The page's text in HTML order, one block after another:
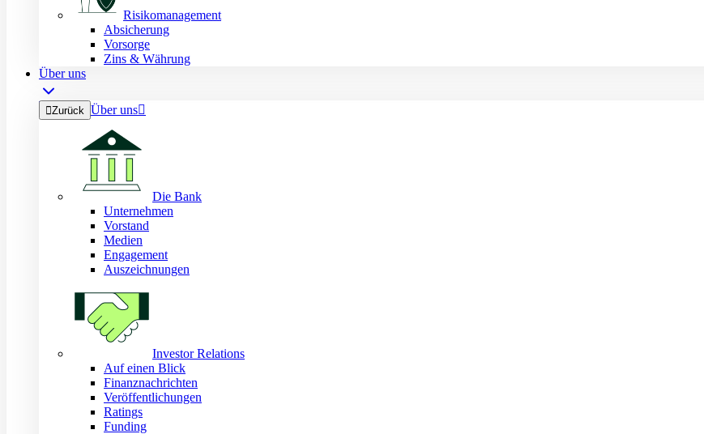
Risikomanagement
Absicherung
Vorsorge
Zins & Währung
Über uns
Zurück Über uns
Die Bank
Unternehmen
Vorstand
Medien
Engagement
Auszeichnungen
Investor Relations
Auf einen Blick
Finanznachrichten
Veröffentlichungen
Ratings
Funding